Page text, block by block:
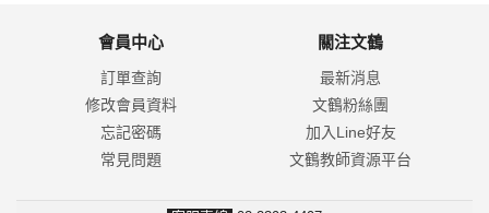
會員中心
訂單查詢
修改會員資料
忘記密碼
常見問題
關注文鶴
最新消息
文鶴粉絲團
加入Line好友
文鶴教師資源平台